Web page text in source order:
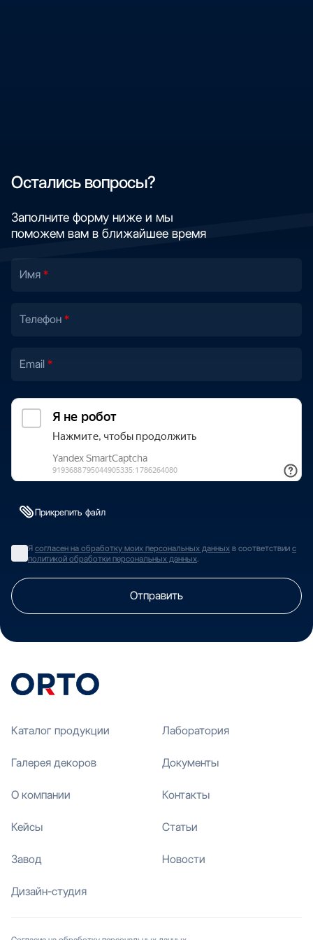
Остались вопросы?
Заполните форму ниже и мы
поможем вам в ближайшее время
Имя
Телефон
Email
Прикрепить файл
Я согласен на обработку моих персональных данных в соответствии с
политикой обработки персональных данных.
Отправить
Каталог продукции
Галерея декоров
О компании
Кейсы
Завод
Дизайн-студия
Лаборатория
Документы
Контакты
Статьи
Новости